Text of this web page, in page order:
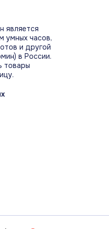
Ox и
является
умных часов,
и другой
в России.
товары